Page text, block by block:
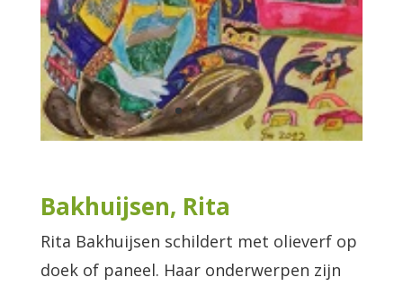
Bakhuijsen, Rita
Rita Bakhuijsen schildert met olieverf op
doek of paneel. Haar onderwerpen zijn